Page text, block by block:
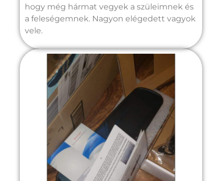
hogy még hármat vegyek a szüleimnek és
a feleségemnek. Nagyon elégedett vagyok
vele.